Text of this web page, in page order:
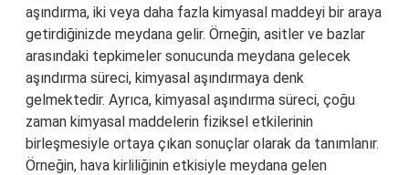
aşındırma, iki veya daha fazla kimyasal maddeyi bir araya
getirdiğinizde meydana gelir. Örneğin, asitler ve bazlar
arasındaki tepkimeler sonucunda meydana gelecek
aşındırma süreci, kimyasal aşındırmaya denk
gelmektedir. Ayrıca, kimyasal aşındırma süreci, çoğu
zaman kimyasal maddelerin fiziksel etkilerinin
birleşmesiyle ortaya çıkan sonuçlar olarak da tanımlanır.
Örneğin, hava kirliliğinin etkisiyle meydana gelen